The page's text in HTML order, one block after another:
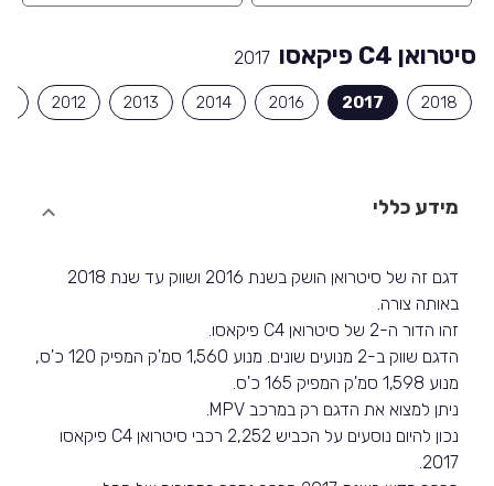
סיטרואן C4 פיקאסו 2017
2018
2017
2016
2014
2013
2012
מידע כללי
דגם זה של סיטרואן הושק בשנת 2016 ושווק עד שנת 2018
באותה צורה.
זהו הדור ה-2 של סיטרואן C4 פיקאסו.
הדגם שווק ב-2 מנועים שונים. מנוע 1,560 סמ'ק המפיק 120 כ'ס,
מנוע 1,598 סמ'ק המפיק 165 כ'ס.
ניתן למצוא את הדגם רק במרכב MPV.
נכון להיום נוסעים על הכביש 2,252 רכבי סיטרואן C4 פיקאסו
2017.